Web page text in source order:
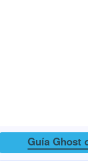
Guía Ghost